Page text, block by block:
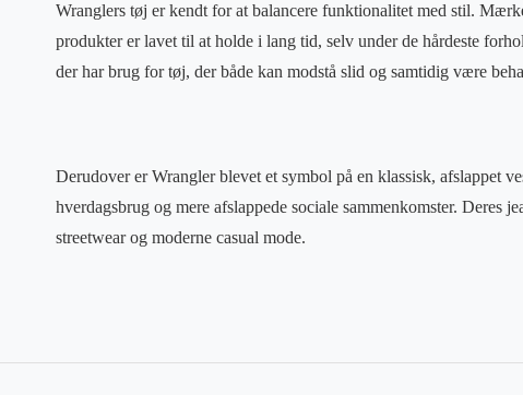
Wranglers tøj er kendt for at balancere funktionalitet med stil.
produkter er lavet til at holde i lang tid, selv under de hårdeste
der har brug for tøj, der både kan modstå slid og samtidig være
Derudover er Wrangler blevet et symbol på en klassisk, afslappet
hverdagsbrug og mere afslappede sociale sammenkomster. Deres
streetwear og moderne casual mode.